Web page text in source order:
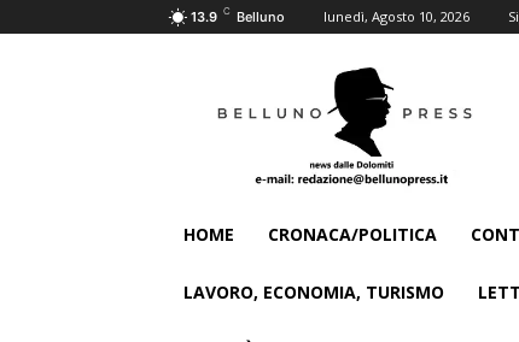
13.9 C Belluno lunedì, Agosto 10, 2026
HOME CRONACA/POLITICA
LAVORO, ECONOMIA, TURISMO